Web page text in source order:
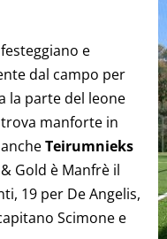
e
dal campo per
la parte del leone
manforte in
Teirumnieks
Gold è Manfrè il
19 per De Angelis,
Scimone e